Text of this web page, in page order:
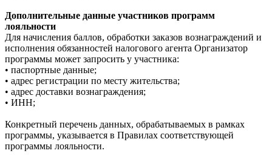
Дополнительные данные участников программ
лояльности
Для начисления баллов, обработки заказов вознаграждений и
исполнения обязанностей налогового агента Организатор
программы может запросить у участника:
• паспортные данные;
• адрес регистрации по месту жительства;
• адрес доставки вознаграждения;
• ИНН;
Конкретный перечень данных, обрабатываемых в рамках
программы, указывается в Правилах соответствующей
программы лояльности.